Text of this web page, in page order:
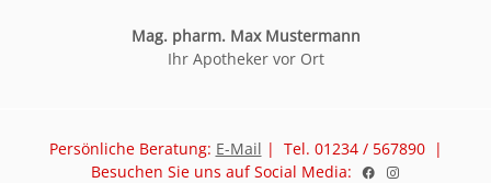
Mag. pharm. Max Mustermann
Ihr Apotheker vor Ort
Persönliche Beratung: E-Mail | Tel. 01234 / 567890 |
Besuchen Sie uns auf Social Media: